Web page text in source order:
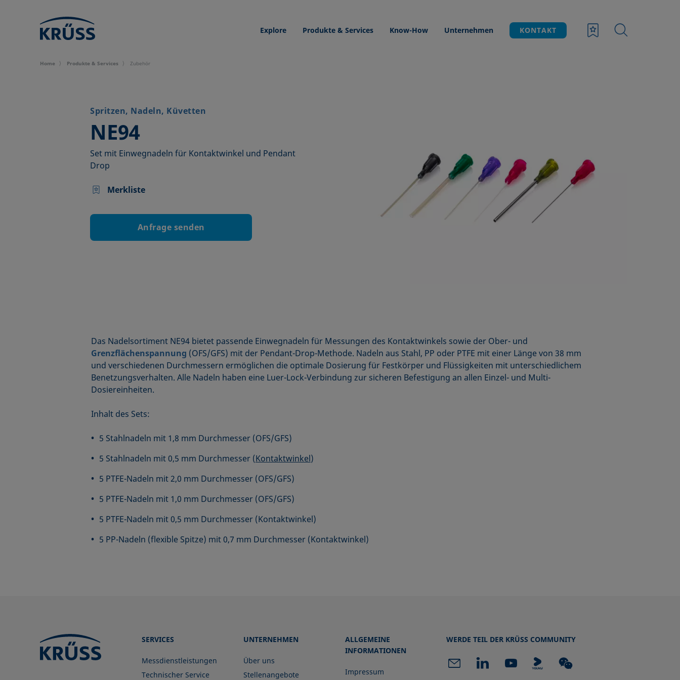
Explore Produkte & Services Know-How Unternehmen KONTAKT
Home Produkte & Services Zubehör
Spritzen, Nadeln, Küvetten
NE94
–
Set mit Einwegnadeln für Kontaktwinkel und Pendant
Drop
Merkliste
Anfrage senden
Das Nadelsortiment NE94 bietet passende Einwegnadeln für Messungen des Kontaktwinkels sowie der Ober- und
Grenzflächenspannung (OFS/GFS) mit der Pendant-Drop-Methode. Nadeln aus Stahl, PP oder PTFE mit einer Länge von 38 mm
und verschiedenen Durchmessern ermöglichen die optimale Dosierung für Festkörper und Flüssigkeiten mit unterschiedlichem
Benetzungsverhalten. Alle Nadeln haben eine Luer-Lock-Verbindung zur sicheren Befestigung an allen Einzel- und Multi-
Dosiereinheiten.
Inhalt des Sets:
5 Stahlnadeln mit 1,8 mm Durchmesser (OFS/GFS)
5 Stahlnadeln mit 0,5 mm Durchmesser (Kontaktwinkel)
5 PTFE-Nadeln mit 2,0 mm Durchmesser (OFS/GFS)
5 PTFE-Nadeln mit 1,0 mm Durchmesser (OFS/GFS)
5 PTFE-Nadeln mit 0,5 mm Durchmesser (Kontaktwinkel)
5 PP-Nadeln (flexible Spitze) mit 0,7 mm Durchmesser (Kontaktwinkel)
SERVICES
Messdienstleistungen
Technischer Service
UNTERNEHMEN
Über uns
Stellenangebote
ALLGEMEINE
INFORMATIONEN
Impressum
WERDE TEIL DER KRÜSS COMMUNITY